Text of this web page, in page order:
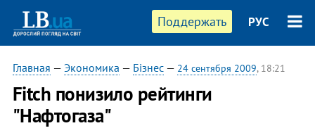
Поддержать РУС
Главная — Экономика — Бізнес— 24 сентября 2009, 18:21
Fitch понизило рейтинги
"Нафтогаза"